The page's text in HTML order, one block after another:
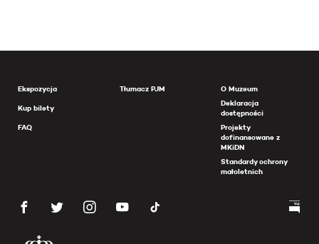
Ekspozycja
Kup bilety
FAQ
Tłumacz PJM
O Muzeum
Deklaracja
dostępności
Projekty
dofinansowane z
MKiDN
Standardy ochrony
małoletnich